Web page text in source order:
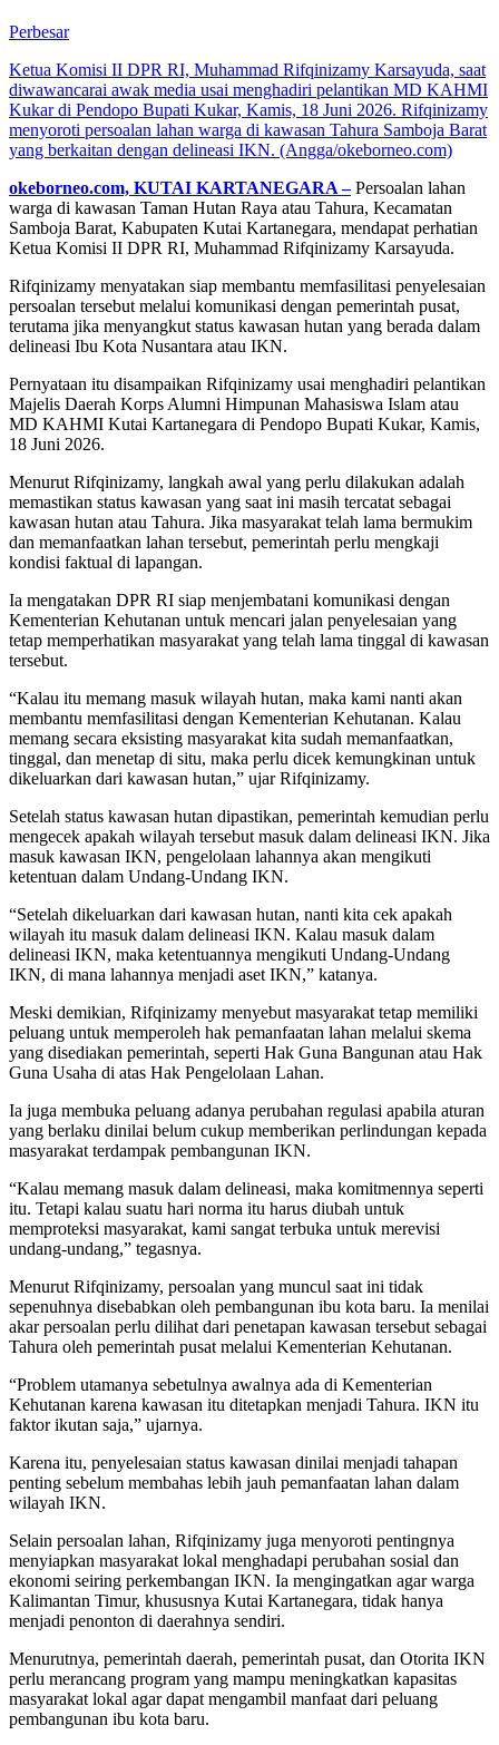
Perbesar
Ketua Komisi II DPR RI, Muhammad Rifqinizamy Karsayuda, saat
diwawancarai awak media usai menghadiri pelantikan MD KAHMI
Kukar di Pendopo Bupati Kukar, Kamis, 18 Juni 2026. Rifqinizamy
menyoroti persoalan lahan warga di kawasan Tahura Samboja Barat
yang berkaitan dengan delineasi IKN. (Angga/okeborneo.com)
okeborneo.com, KUTAI KARTANEGARA –Persoalan lahan
warga di kawasan Taman Hutan Raya atau Tahura, Kecamatan
Samboja Barat, Kabupaten Kutai Kartanegara, mendapat perhatian
Ketua Komisi II DPR RI, Muhammad Rifqinizamy Karsayuda.
Rifqinizamy menyatakan siap membantu memfasilitasi penyelesaian
persoalan tersebut melalui komunikasi dengan pemerintah pusat,
terutama jika menyangkut status kawasan hutan yang berada dalam
delineasi Ibu Kota Nusantara atau IKN.
Pernyataan itu disampaikan Rifqinizamy usai menghadiri pelantikan
Majelis Daerah Korps Alumni Himpunan Mahasiswa Islam atau
MD KAHMI Kutai Kartanegara di Pendopo Bupati Kukar, Kamis,
18 Juni 2026.
Menurut Rifqinizamy, langkah awal yang perlu dilakukan adalah
memastikan status kawasan yang saat ini masih tercatat sebagai
kawasan hutan atau Tahura. Jika masyarakat telah lama bermukim
dan memanfaatkan lahan tersebut, pemerintah perlu mengkaji
kondisi faktual di lapangan.
Ia mengatakan DPR RI siap menjembatani komunikasi dengan
Kementerian Kehutanan untuk mencari jalan penyelesaian yang
tetap memperhatikan masyarakat yang telah lama tinggal di kawasan
tersebut.
“Kalau itu memang masuk wilayah hutan, maka kami nanti akan
membantu memfasilitasi dengan Kementerian Kehutanan. Kalau
memang secara eksisting masyarakat kita sudah memanfaatkan,
tinggal, dan menetap di situ, maka perlu dicek kemungkinan untuk
dikeluarkan dari kawasan hutan,” ujar Rifqinizamy.
Setelah status kawasan hutan dipastikan, pemerintah kemudian perlu
mengecek apakah wilayah tersebut masuk dalam delineasi IKN. Jika
masuk kawasan IKN, pengelolaan lahannya akan mengikuti
ketentuan dalam Undang-Undang IKN.
“Setelah dikeluarkan dari kawasan hutan, nanti kita cek apakah
wilayah itu masuk dalam delineasi IKN. Kalau masuk dalam
delineasi IKN, maka ketentuannya mengikuti Undang-Undang
IKN, di mana lahannya menjadi aset IKN,” katanya.
Meski demikian, Rifqinizamy menyebut masyarakat tetap memiliki
peluang untuk memperoleh hak pemanfaatan lahan melalui skema
yang disediakan pemerintah, seperti Hak Guna Bangunan atau Hak
Guna Usaha di atas Hak Pengelolaan Lahan.
Ia juga membuka peluang adanya perubahan regulasi apabila aturan
yang berlaku dinilai belum cukup memberikan perlindungan kepada
masyarakat terdampak pembangunan IKN.
“Kalau memang masuk dalam delineasi, maka komitmennya seperti
itu. Tetapi kalau suatu hari norma itu harus diubah untuk
memproteksi masyarakat, kami sangat terbuka untuk merevisi
undang-undang,” tegasnya.
Menurut Rifqinizamy, persoalan yang muncul saat ini tidak
sepenuhnya disebabkan oleh pembangunan ibu kota baru. Ia menilai
akar persoalan perlu dilihat dari penetapan kawasan tersebut sebagai
Tahura oleh pemerintah pusat melalui Kementerian Kehutanan.
“Problem utamanya sebetulnya awalnya ada di Kementerian
Kehutanan karena kawasan itu ditetapkan menjadi Tahura. IKN itu
faktor ikutan saja,” ujarnya.
Karena itu, penyelesaian status kawasan dinilai menjadi tahapan
penting sebelum membahas lebih jauh pemanfaatan lahan dalam
wilayah IKN.
Selain persoalan lahan, Rifqinizamy juga menyoroti pentingnya
menyiapkan masyarakat lokal menghadapi perubahan sosial dan
ekonomi seiring perkembangan IKN. Ia mengingatkan agar warga
Kalimantan Timur, khususnya Kutai Kartanegara, tidak hanya
menjadi penonton di daerahnya sendiri.
Menurutnya, pemerintah daerah, pemerintah pusat, dan Otorita IKN
perlu merancang program yang mampu meningkatkan kapasitas
masyarakat lokal agar dapat mengambil manfaat dari peluang
pembangunan ibu kota baru.